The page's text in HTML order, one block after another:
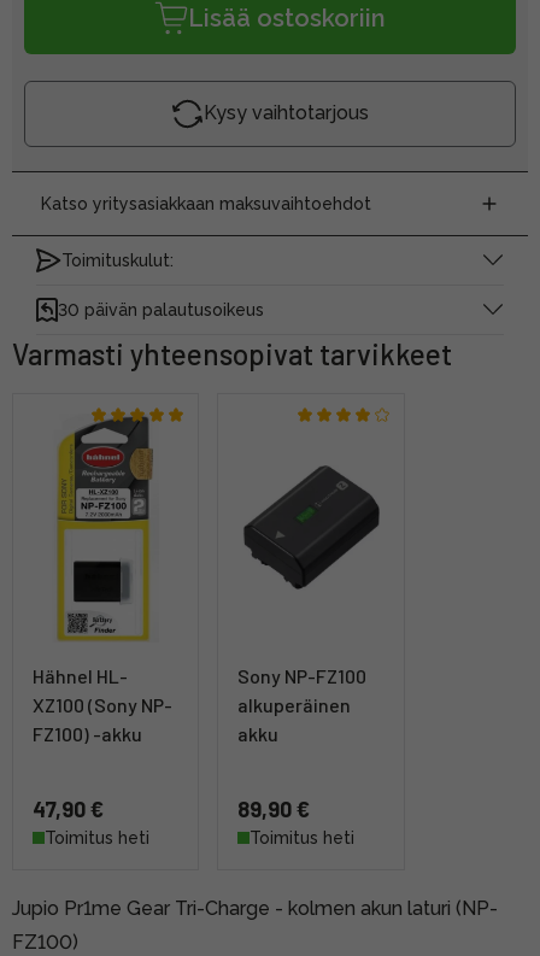
Lisää ostoskoriin
Kysy vaihtotarjous
Katso yritysasiakkaan maksuvaihtoehdot
Toimituskulut:
30 päivän palautusoikeus
Varmasti yhteensopivat tarvikkeet
Hähnel HL-
XZ100 (Sony NP-
FZ100) -akku
47,90 €
Toimitus heti
Sony NP-FZ100
alkuperäinen
akku
89,90 €
Toimitus heti
Jupio Pr1me Gear Tri-Charge - kolmen akun laturi (NP-
FZ100)